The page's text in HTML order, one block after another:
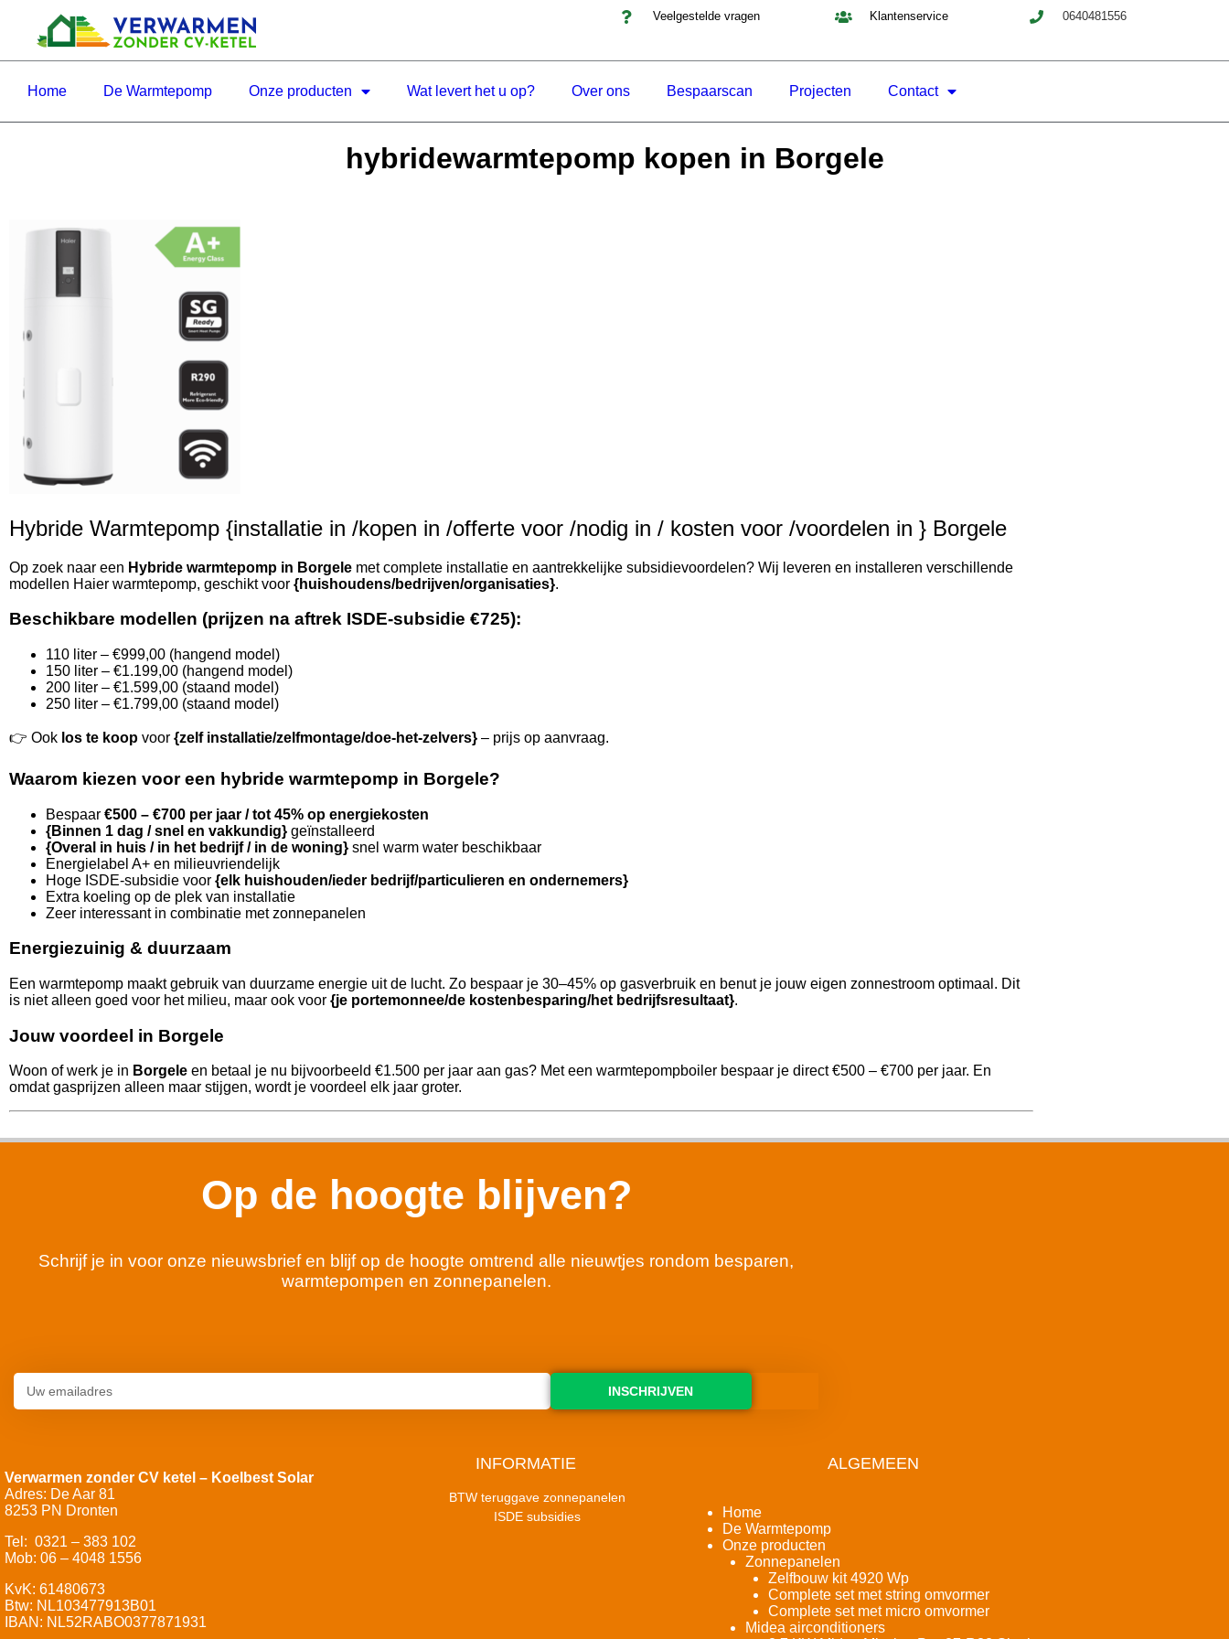
Veelgestelde vragen Klantenservice 0640481556
Home De Warmtepomp Onze producten Wat levert het u op? Over ons Bespaarscan Projecten Contact
hybridewarmtepomp kopen in Borgele
Hybride Warmtepomp {installatie in /kopen in /offerte voor /nodig in / kosten voor /voordelen in } Borgele
Op zoek naar een Hybride warmtepomp in Borgele met complete installatie en aantrekkelijke subsidievoordelen? Wij leveren en installeren verschillende
modellen Haier warmtepomp, geschikt voor {huishoudens/bedrijven/organisaties}.
Beschikbare modellen (prijzen na aftrek ISDE-subsidie €725):
110 liter – €999,00 (hangend model)
150 liter – €1.199,00 (hangend model)
200 liter – €1.599,00 (staand model)
250 liter – €1.799,00 (staand model)
👉 Ook los te koop voor {zelf installatie/zelfmontage/doe-het-zelvers} – prijs op aanvraag.
Waarom kiezen voor een hybride warmtepomp in Borgele?
Bespaar €500 – €700 per jaar / tot 45% op energiekosten
{Binnen 1 dag / snel en vakkundig} geïnstalleerd
{Overal in huis / in het bedrijf / in de woning} snel warm water beschikbaar
Energielabel A+ en milieuvriendelijk
Hoge ISDE-subsidie voor {elk huishouden/ieder bedrijf/particulieren en ondernemers}
Extra koeling op de plek van installatie
Zeer interessant in combinatie met zonnepanelen
Energiezuinig & duurzaam
Een warmtepomp maakt gebruik van duurzame energie uit de lucht. Zo bespaar je 30–45% op gasverbruik en benut je jouw eigen zonnestroom optimaal. Dit
is niet alleen goed voor het milieu, maar ook voor {je portemonnee/de kostenbesparing/het bedrijfsresultaat}.
Jouw voordeel in Borgele
Woon of werk je in Borgele en betaal je nu bijvoorbeeld €1.500 per jaar aan gas? Met een warmtepompboiler bespaar je direct €500 – €700 per jaar. En
omdat gasprijzen alleen maar stijgen, wordt je voordeel elk jaar groter.
Op de hoogte blijven?
Schrijf je in voor onze nieuwsbrief en blijf op de hoogte omtrend alle nieuwtjes rondom besparen,
warmtepompen en zonnepanelen.
INSCHRIJVEN
Verwarmen zonder CV ketel – Koelbest Solar
Adres: De Aar 81
8253 PN Dronten
Tel: 0321 – 383 102
Mob: 06 – 4048 1556
KvK: 61480673
Btw: NL103477913B01
IBAN: NL52RABO0377871931
INFORMATIE
BTW teruggave zonnepanelen
ISDE subsidies
ALGEMEEN
Home
De Warmtepomp
Onze producten
Zonnepanelen
Zelfbouw kit 4920 Wp
Complete set met string omvormer
Complete set met micro omvormer
Midea airconditioners